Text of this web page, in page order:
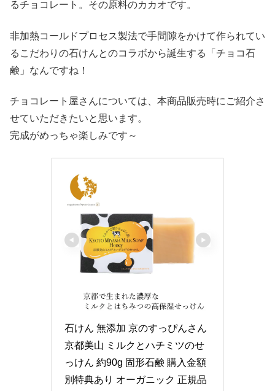
るチョコレート。その原料のカカオです。
非加熱コールドプロセス製法で手間隙をかけて作られてい
るこだわりの石けんとのコラボから誕生する「チョコ石
鹸」なんですね！
チョコレート屋さんについては、本商品販売時にご紹介さ
せていただきたいと思います。
完成がめっちゃ楽しみです～
石けん 無添加 京のすっぴんさん
京都美山 ミルクとハチミツのせ
っけん 約90g 固形石鹸 購入金額
別特典あり オーガニック 正規品